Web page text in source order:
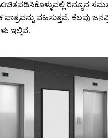
ಖಚಿತಪಡಿಸಿಕೊಳ್ಳುವಲ್ಲಿ ರಿನ್ಯೂನ
ವಹಿಸುತ್ತವೆ. ಕೆಲವು
ಇಲ್ಲಿವೆ.